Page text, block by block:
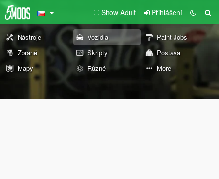
Show Adult Přihlášení
Nástroje Vozidla
Paint Jobs
Zbraně
Skripty
Postava
Mapy
Různé More